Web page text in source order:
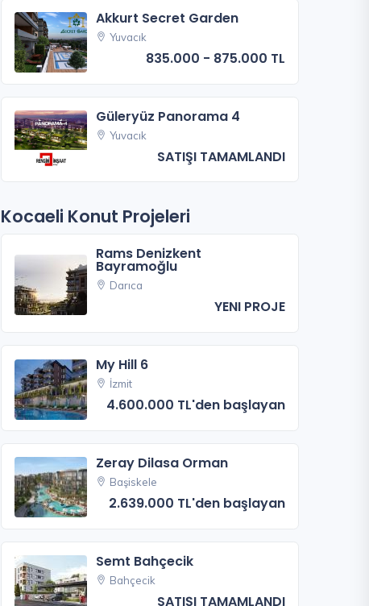
Akkurt Secret Garden
Yuvacık
835.000 - 875.000 TL
Güleryüz Panorama 4
Yuvacık
SATIŞI TAMAMLANDI
Kocaeli Konut Projeleri
Rams Denizkent
Bayramoğlu
Darıca
YENI PROJE
My Hill 6
İzmit
4.600.000 TL'den başlayan
Zeray Dilasa Orman
Başiskele
2.639.000 TL'den başlayan
Semt Bahçecik
Bahçecik
SATIŞI TAMAMLANDI